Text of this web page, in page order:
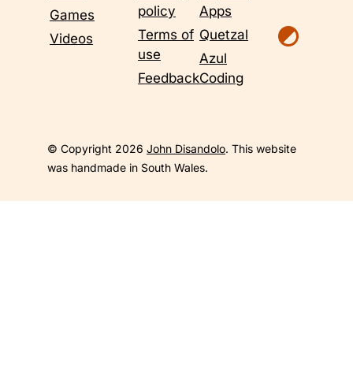
Games
Videos
policy
Terms of
use
Feedback
Apps
Quetzal
Azul
Coding
© Copyright 2026 John Disandolo. This website
was handmade in South Wales.